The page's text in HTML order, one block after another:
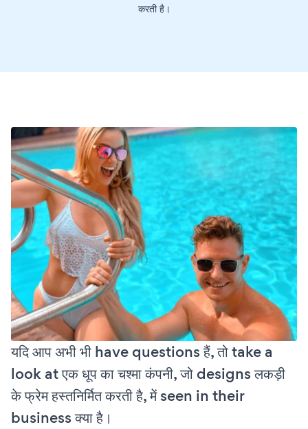
करती है।
यदि आप अभी भी have questions हैं, तो take a
look at एक धूप का चश्मा कंपनी, जो designs लकड़ी
के फ्रेम हस्तनिर्मित करती है, में seen in their
business क्या है।